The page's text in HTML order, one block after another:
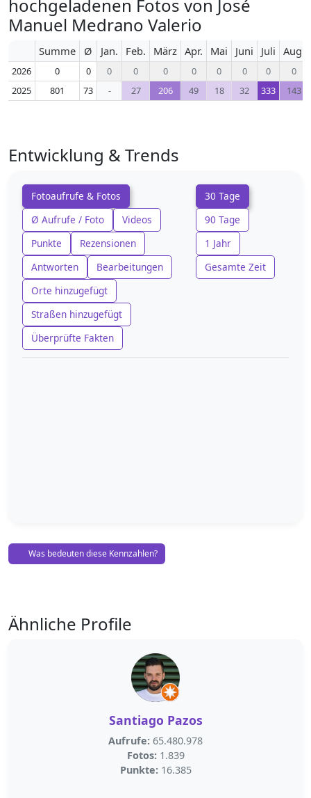
hochgeladenen Fotos von José
Manuel Medrano Valerio
Summe Ø Jan. Feb. März Apr. Mai Juni Juli Aug.
2026 0 0 0 0 0 0 0 0 0
0
2025
801 73 - 27 206 49 18 32 333 143
Entwicklung & Trends
Fotoaufrufe & Fotos
Ø Aufrufe / Foto
Videos
Punkte
Rezensionen
Antworten
Bearbeitungen
Orte hinzugefügt
Straßen hinzugefügt
Überprüfte Fakten
30 Tage
90 Tage
1 Jahr
Gesamte Zeit
Was bedeuten diese Kennzahlen?
Ähnliche Profile
Santiago Pazos
Aufrufe: 65.480.978
Fotos: 1.839
Punkte: 16.385